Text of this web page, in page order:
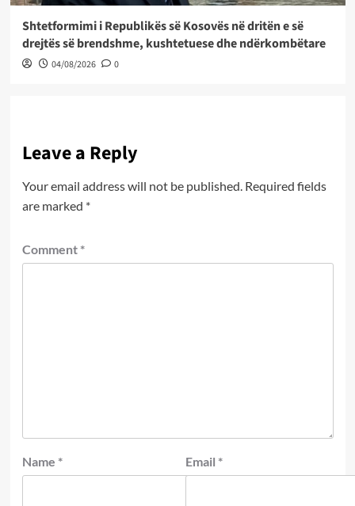
Shtetformimi i Republikës së Kosovës në dritën e së
drejtës së brendshme, kushtetuese dhe ndërkombëtare
04/08/2026 0
Leave a Reply
Your email address will not be published. Required fields
are marked *
Comment *
Name * Email *